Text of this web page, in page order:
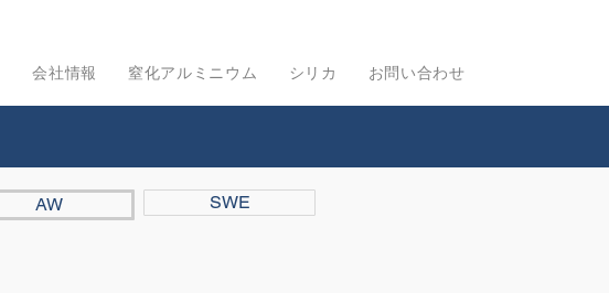
会社情報 窒化アルミニウム シリカ お問い合わせ
AW SWE